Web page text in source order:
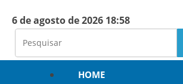
6 de agosto de 2026 18:58
HOME